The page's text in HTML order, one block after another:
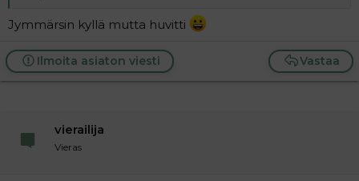
Jymmärsin kyllä mutta huvitti
Vastaa
Ilmoita asiaton viesti
vierailija
Vieras